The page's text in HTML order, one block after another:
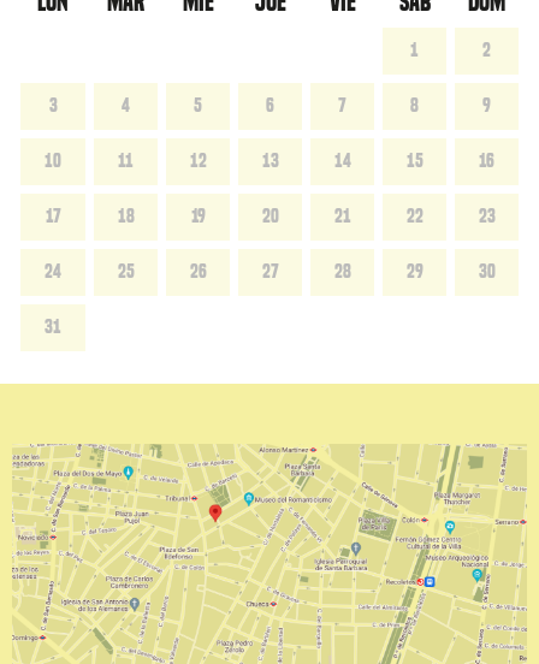
1 2
3 4 5 6 7 8 9
10 11 12 13 14 15 16
17 18 19 20 21 22 23
24 25 26 27 28 29 30
31